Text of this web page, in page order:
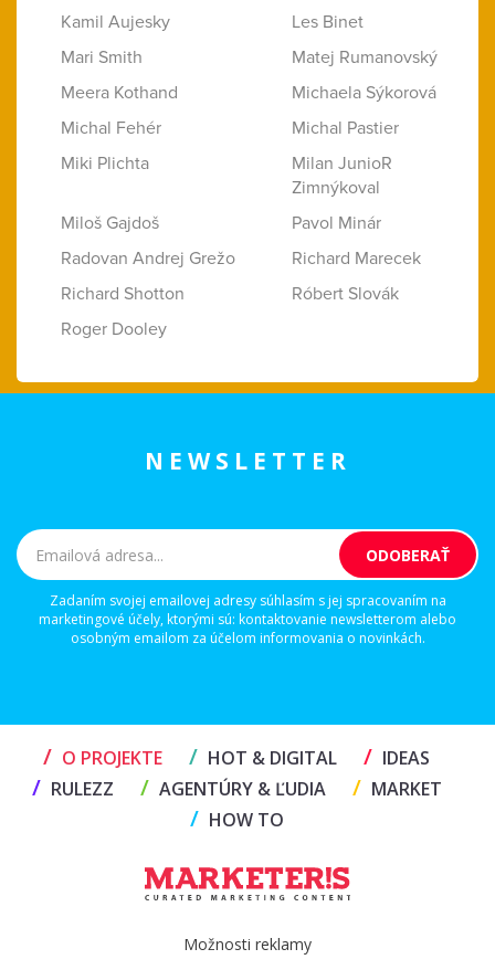
Kamil Aujesky
Les Binet
Mari Smith
Matej Rumanovský
Meera Kothand
Michaela Sýkorová
Michal Fehér
Michal Pastier
Miki Plichta
Milan JunioR
Zimnýkoval
Miloš Gajdoš
Pavol Minár
Radovan Andrej Grežo
Richard Marecek
Richard Shotton
Róbert Slovák
Roger Dooley
NEWSLETTER
Zadaním svojej emailovej adresy súhlasím s jej spracovaním na
marketingové účely, ktorými sú: kontaktovanie newsletterom alebo
osobným emailom za účelom informovania o novinkách.
/ O PROJEKTE / HOT & DIGITAL / IDEAS
/ RULEZZ / AGENTÚRY & ĽUDIA / MARKET
/ HOW TO
Možnosti reklamy